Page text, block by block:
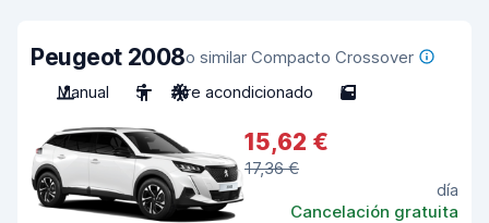
Peugeot 2008o similar Compacto Crossover
Manual
5 Aire acondicionado 5
15,62 €
17,36 €
día
Cancelación gratuita